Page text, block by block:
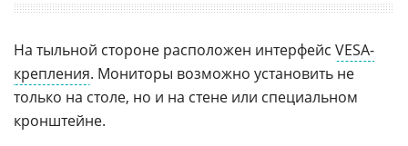
На тыльной стороне расположен интерфейс VESA-
крепления. Мониторы возможно установить не
только на столе, но и на стене или специальном
кронштейне.